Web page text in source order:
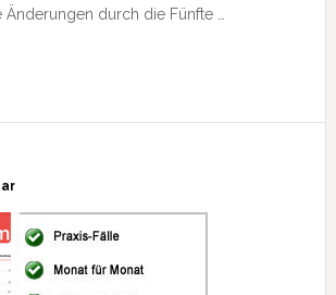
durch die Fünfte …